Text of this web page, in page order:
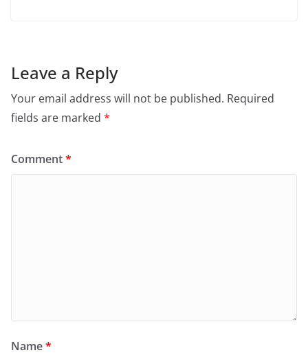
Leave a Reply
Your email address will not be published. Required
fields are marked *
Comment*
Name*